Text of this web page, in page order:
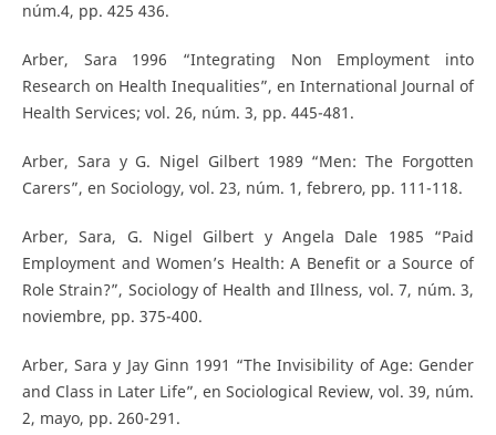
núm.4, pp. 425 436.
Arber, Sara 1996 “Integrating Non Employment into
Research on Health Inequalities”, en International Journal of
Health Services; vol. 26, núm. 3, pp. 445-481.
Arber, Sara y G. Nigel Gilbert 1989 “Men: The Forgotten
Carers”, en Sociology, vol. 23, núm. 1, febrero, pp. 111-118.
Arber, Sara, G. Nigel Gilbert y Angela Dale 1985 “Paid
Employment and Women’s Health: A Benefit or a Source of
Role Strain?”, Sociology of Health and Illness, vol. 7, núm. 3,
noviembre, pp. 375-400.
Arber, Sara y Jay Ginn 1991 “The Invisibility of Age: Gender
and Class in Later Life”, en Sociological Review, vol. 39, núm.
2, mayo, pp. 260-291.